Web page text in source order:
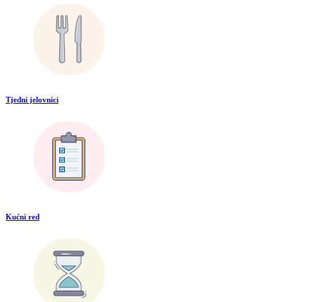
Tjedni jelovnici
Kućni red